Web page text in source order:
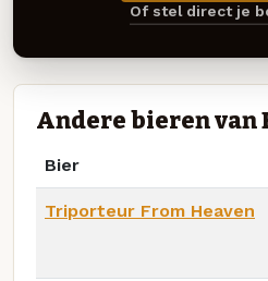
Of stel direct je
Andere bieren van
Bier
Triporteur From Heaven